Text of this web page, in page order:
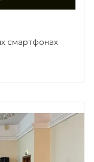
смартфонах